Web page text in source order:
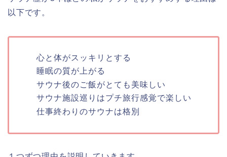
以下です。
心と体がスッキリとする
睡眠の質が上がる
サウナ後のご飯がとても美味しい
サウナ施設巡りはプチ旅行感覚で楽しい
仕事終わりのサウナは格別